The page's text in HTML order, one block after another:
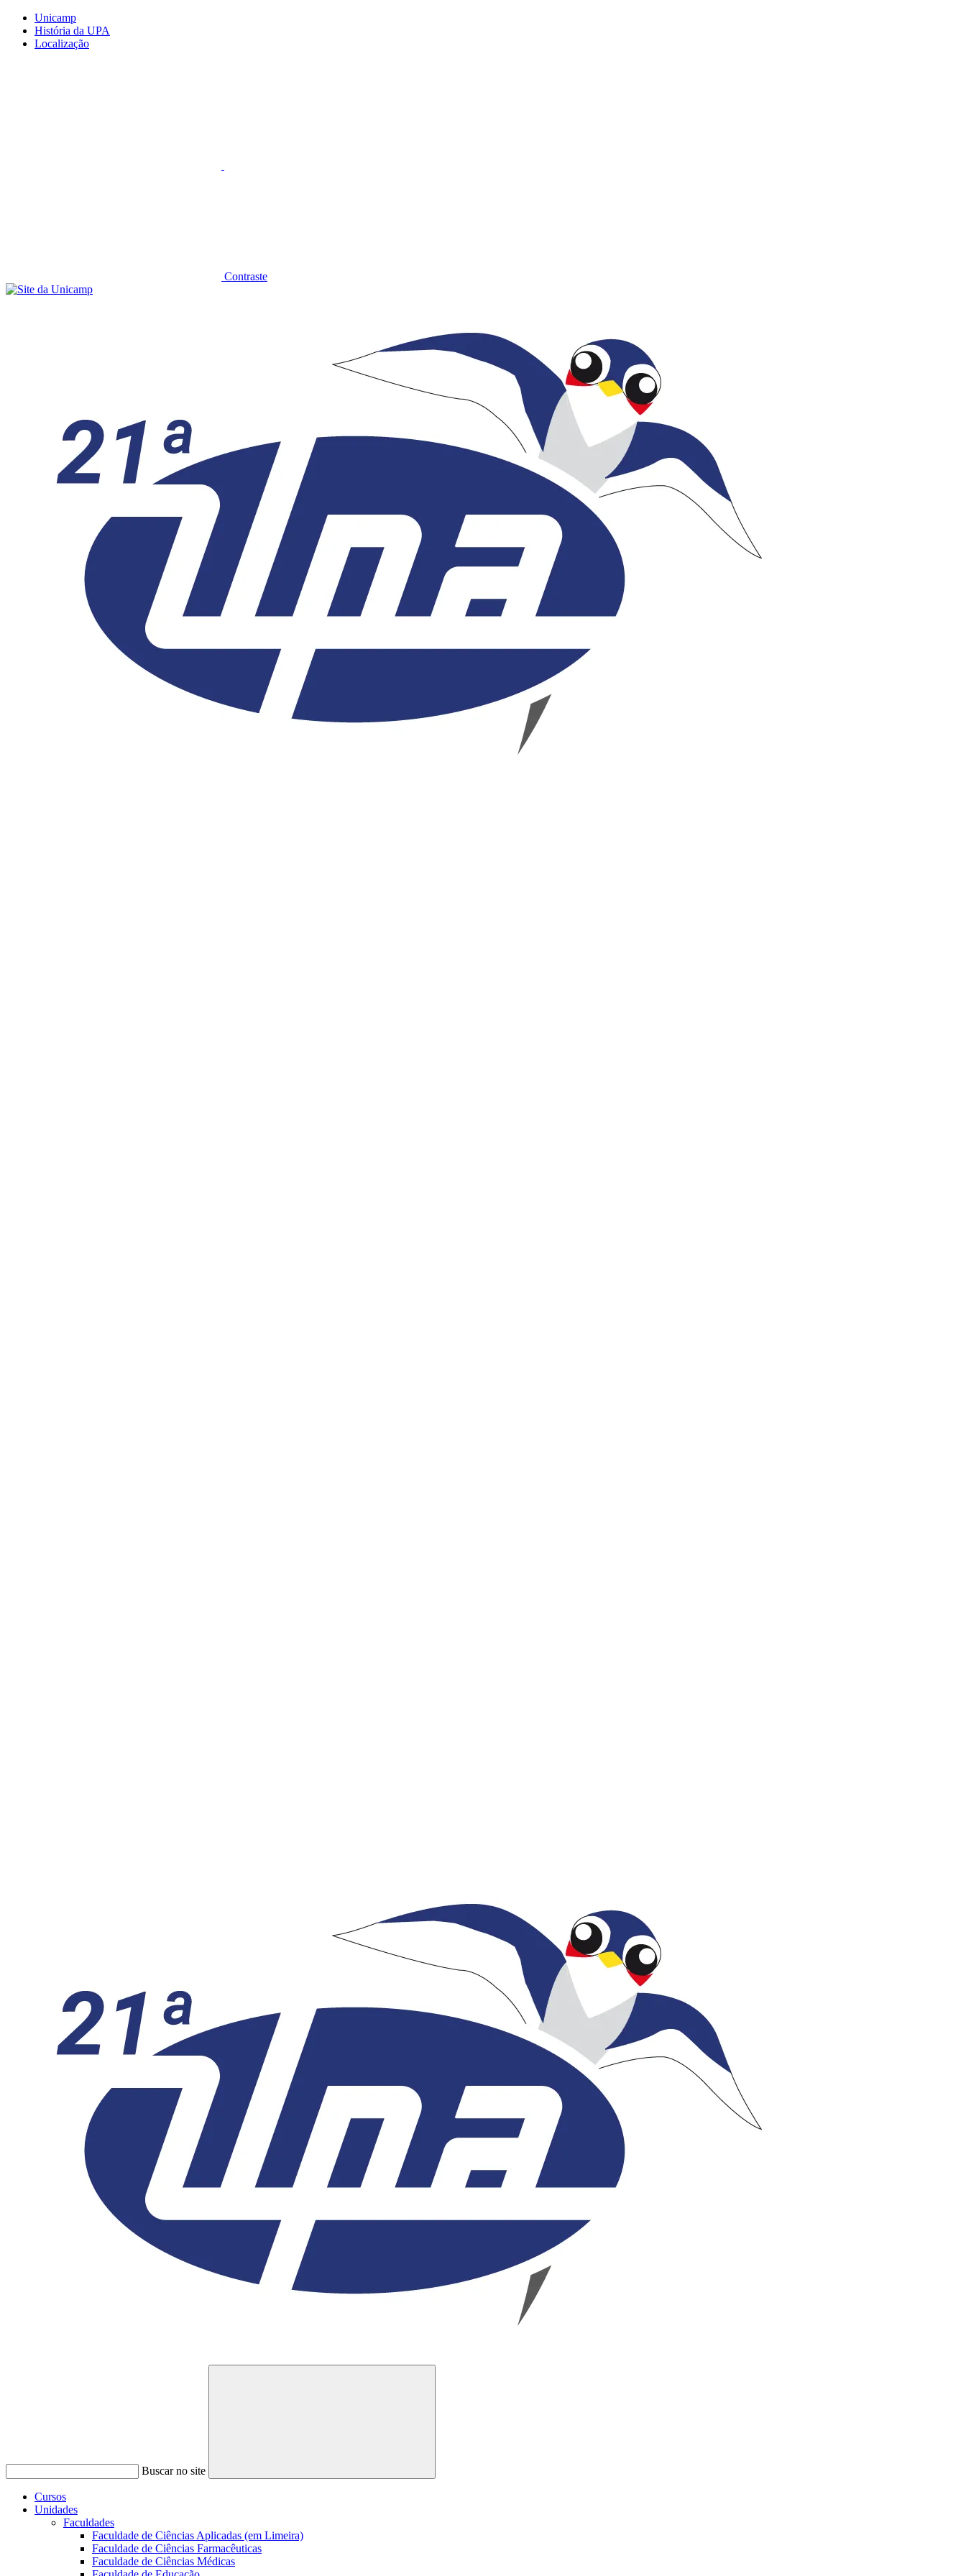
Conteúdo principal
Unicamp
História da UPA
Localização
Contraste
Buscar no site
Buscar
Cursos
Unidades
Faculdades
Faculdade de Ciências Aplicadas (em Limeira)
Faculdade de Ciências Farmacêuticas
Faculdade de Ciências Médicas